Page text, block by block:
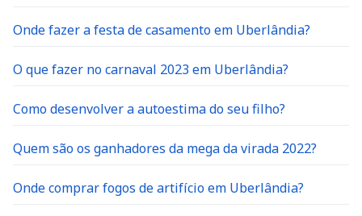
Onde fazer a festa de casamento em Uberlândia?
O que fazer no carnaval 2023 em Uberlândia?
Como desenvolver a autoestima do seu filho?
Quem são os ganhadores da mega da virada 2022?
Onde comprar fogos de artifício em Uberlândia?